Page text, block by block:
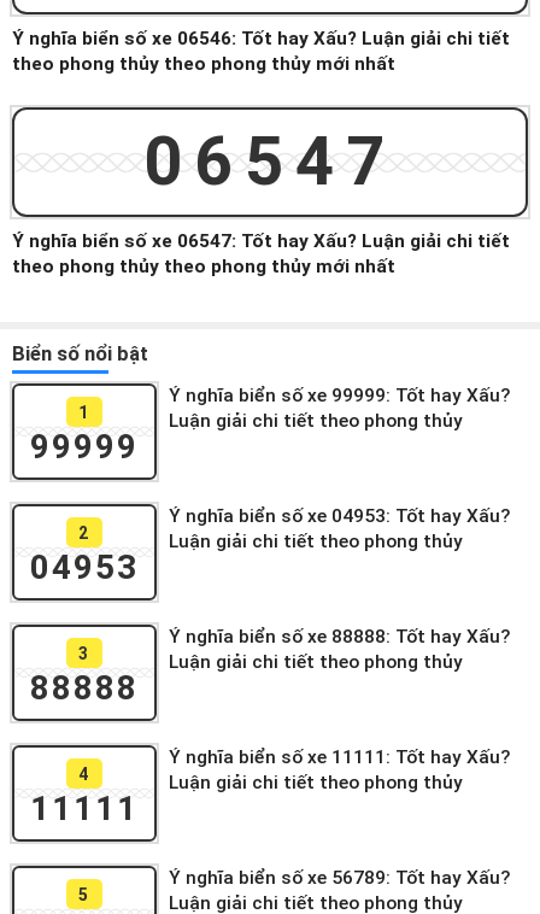
Ý nghĩa biển số xe 06546: Tốt hay Xấu? Luận giải chi tiết
theo phong thủy theo phong thủy mới nhất
06547
Ý nghĩa biển số xe 06547: Tốt hay Xấu? Luận giải chi tiết
theo phong thủy theo phong thủy mới nhất
Biển số nổi bật
1
99999
Ý nghĩa biển số xe 99999: Tốt hay Xấu?
Luận giải chi tiết theo phong thủy
2
04953
Ý nghĩa biển số xe 04953: Tốt hay Xấu?
Luận giải chi tiết theo phong thủy
3
88888
Ý nghĩa biển số xe 88888: Tốt hay Xấu?
Luận giải chi tiết theo phong thủy
4
11111
Ý nghĩa biển số xe 11111: Tốt hay Xấu?
Luận giải chi tiết theo phong thủy
5
Ý nghĩa biển số xe 56789: Tốt hay Xấu?
Luận giải chi tiết theo phong thủy